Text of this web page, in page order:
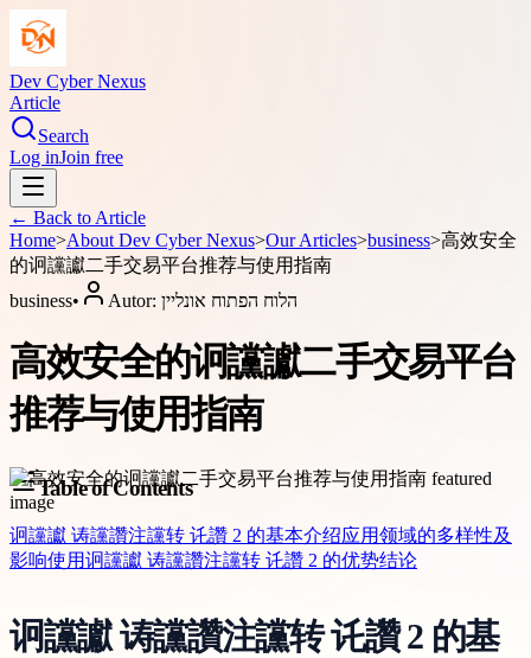
Dev Cyber Nexus
Article
Search
Log inJoin free
← Back to Article
Home>About Dev Cyber Nexus>Our Articles>business>高效安全
的诇讜讞二手交易平台推荐与使用指南
business• Autor: הלוח הפתוח אונליין
高效安全的诇讜讞二手交易平台
推荐与使用指南
Table of Contents
诇讜讞 诪讜讚注讜转 讬讚 2 的基本介绍应用领域的多样性及
影响使用诇讜讞 诪讜讚注讜转 讬讚 2 的优势结论
诇讜讞 诪讜讚注讜转 讬讚 2 的基